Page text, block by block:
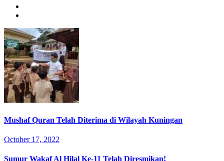
Mushaf Quran Telah Diterima di Wilayah Kuningan
October 17, 2022
Sumur Wakaf Al Hilal Ke-11 Telah Diresmikan!